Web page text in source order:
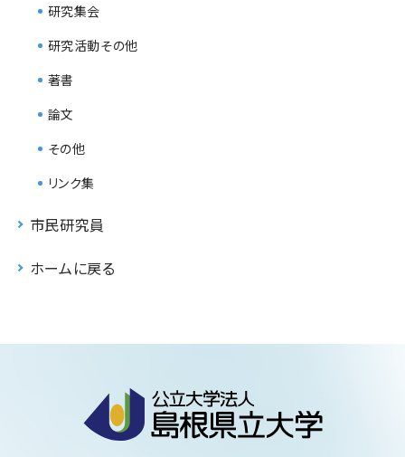
研究集会
研究活動その他
著書
論文
その他
リンク集
市民研究員
ホームに戻る